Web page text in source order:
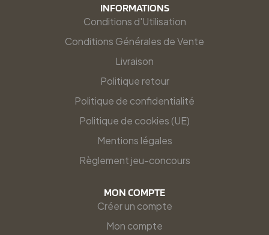
INFORMATIONS
Conditions d'Utilisation
Conditions Générales de Vente
Livraison
Politique retour
Politique de confidentialité
Politique de cookies (UE)
Mentions légales
Règlement jeu-concours
MON COMPTE
Créer un compte
Mon compte